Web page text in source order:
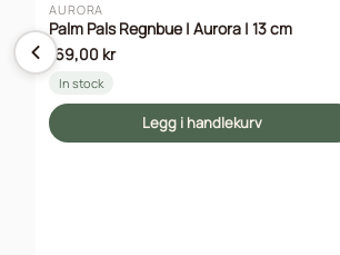
AURORA
Palm Pals Regnbue | Aurora | 13 cm
169,00 kr
In stock
Legg i handlekurv